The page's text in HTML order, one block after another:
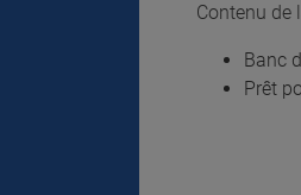
Contenu de
Banc
Prêt